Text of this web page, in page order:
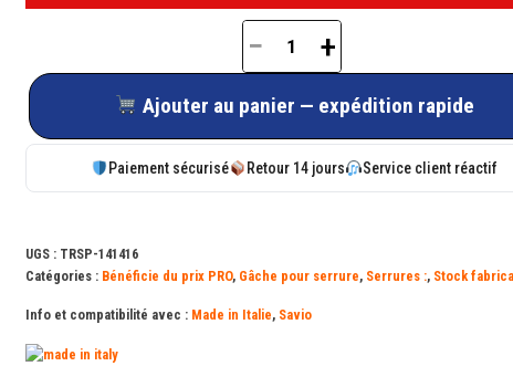
quantité
Gâche
haute
1414-
16
− +
Ajouter au panier — expédition rapide
Paiement sécurisé Retour 14 jours Service client réactif
UGS : TRSP-141416
Catégories : Bénéficie du prix PRO, Gâche pour serrure, Serrures :, Stock
Info et compatibilité avec : Made in Italie, Savio